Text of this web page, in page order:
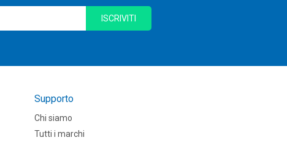
ISCRIVITI
Supporto
Chi siamo
Tutti i marchi